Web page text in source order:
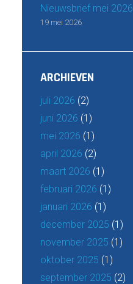
Nieuwsbrief mei 2026
19 mei 2026
ARCHIEVEN
juli 2026 (2)
juni 2026 (1)
mei 2026 (1)
april 2026 (2)
maart 2026 (1)
februari 2026 (1)
januari 2026 (1)
december 2025 (1)
november 2025 (1)
oktober 2025 (1)
september 2025 (2)